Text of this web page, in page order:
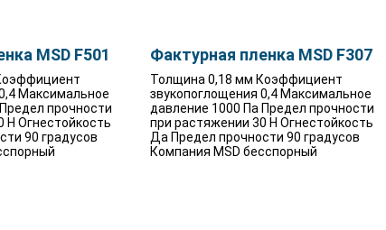
MSD F501
Максимальное
прочности
Н Огнестойкость
90 градусов
Фактурная пленка MSD F307
Толщина 0,18 мм Коэффициент
звукопоглощения 0,4 Максимальное
давление 1000 Па Предел прочности
при растяжении 30 Н Огнестойкость
Да Предел прочности 90 градусов
Компания MSD бесспорный